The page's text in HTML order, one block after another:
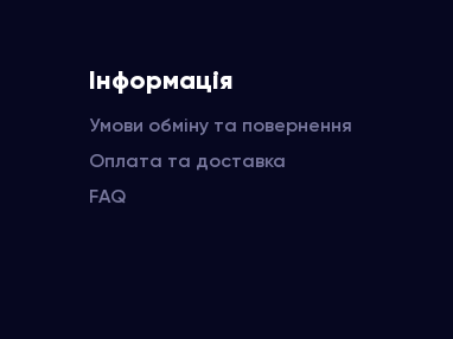
Інформація
Умови обміну та повернення
Оплата та доставка
FAQ